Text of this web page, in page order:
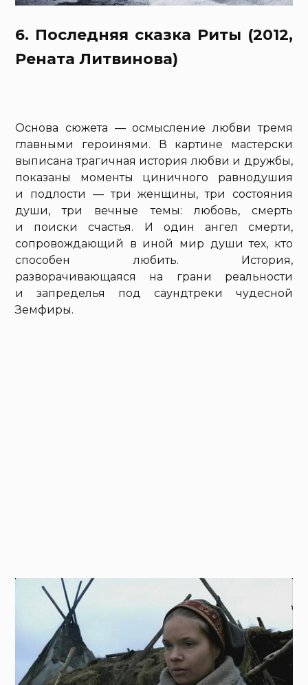
6. Последняя сказка Риты (2012,
Рената Литвинова)
Основа сюжета — осмысление любви тремя
главными героинями. В картине мастерски
выписана трагичная история любви и дружбы,
показаны моменты циничного равнодушия
и подлости — три женщины, три состояния
души, три вечные темы: любовь, смерть
и поиски счастья. И один ангел смерти,
сопровождающий в иной мир души тех, кто
способен любить. История,
разворачивающаяся на грани реальности
и запределья под саундтреки чудесной
Земфиры.